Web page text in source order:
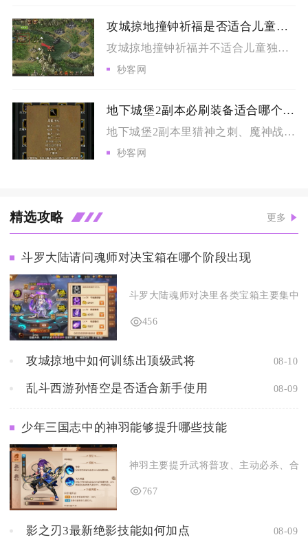
攻城掠地撞钟祈福是否适合儿童参与
攻城掠地撞钟祈福并不适合儿童独立参与，仅可在监护人全程陪同、...
秒客网
地下城堡2副本必刷装备适合哪个职业使用
地下城堡2副本里猎神之刺、魔神战斧、古精灵长袍、祖龙法袍、圣...
秒客网
精选攻略 更多
斗罗大陆请问魂师对决宝箱在哪个阶段出现
斗罗大陆魂师对决里各类宝箱主要集中
456
攻城掠地中如何训练出顶级武将 08-10
乱斗西游孙悟空是否适合新手使用 08-09
少年三国志中的神羽能够提升哪些技能
神羽主要提升武将普攻、主动必杀、合
767
影之刃3最新绝影技能如何加点 08-09